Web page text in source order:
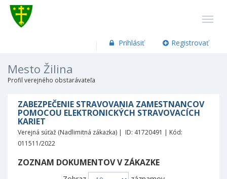
Prihlásiť Registrovať
Mesto Žilina
Profil verejného obstarávateľa
ZABEZPEČENIE STRAVOVANIA ZAMESTNANCOV
POMOCOU ELEKTRONICKÝCH STRAVOVACÍCH
KARIET
Verejná súťaž (Nadlimitná zákazka) | ID: 41720491 | Kód:
011511/2022
ZOZNAM DOKUMENTOV V ZÁKAZKE